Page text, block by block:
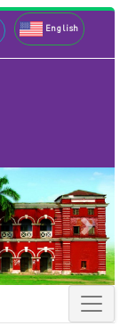
English
Next